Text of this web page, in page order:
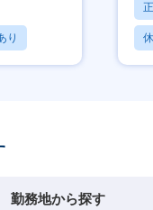
り
勤務地から探す